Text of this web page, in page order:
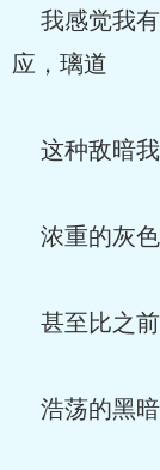
我感觉我
应，璃道
这种敌暗
浓重的灰色
甚至比之前
浩荡的黑暗